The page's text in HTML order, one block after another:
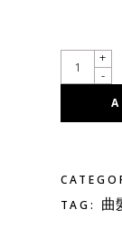
-
+
TAG: 曲